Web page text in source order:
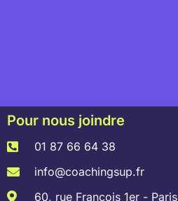
Pour nous joindre
01 87 66 64 38
info@coachingsup.fr
60, rue François 1er - Paris